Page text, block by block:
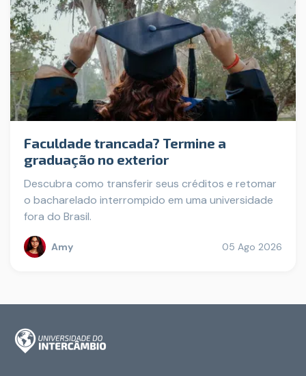
Faculdade trancada? Termine a
graduação no exterior
Descubra como transferir seus créditos e retomar
o bacharelado interrompido em uma universidade
fora do Brasil.
Amy 05 Ago 2026